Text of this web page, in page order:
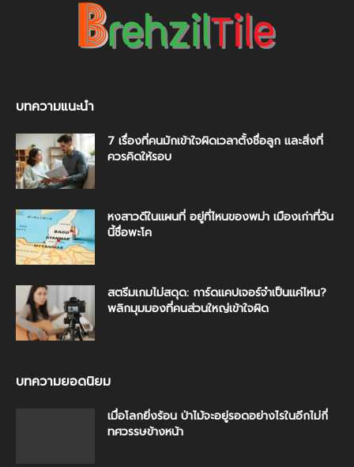
บทความแนะนำ
7 เรื่องที่คนมักเข้าใจผิดเวลาตั้งชื่อลูก และสิ่งที่
ควรคิดให้รอบ
หงสาวดีในแผนที่ อยู่ที่ไหนของพม่า เมืองเก่าที่วัน
นี้ชื่อพะโค
สตรีมเกมไม่สดุด: การ์ดแคปเจอร์จำเป็นแค่ไหน?
พลิกมุมมองที่คนส่วนใหญ่เข้าใจผิด
บทความยอดนิยม
เมื่อโลกยิ่งร้อน ป่าไม้จะอยู่รอดอย่างไรในอีกไม่กี่
ทศวรรษข้างหน้า